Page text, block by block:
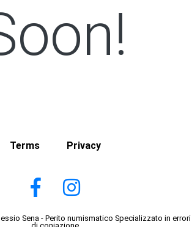
Terms Privacy
Sena - Perito numismatico Specializzato in errori